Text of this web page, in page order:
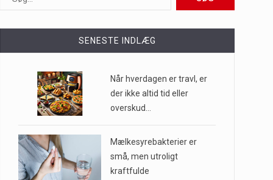
af mennesker…
til…
SENESTE INDLÆG
Når hverdagen er travl, er
der ikke altid tid eller
overskud…
Mælkesyrebakterier er
små, men utroligt
kraftfulde